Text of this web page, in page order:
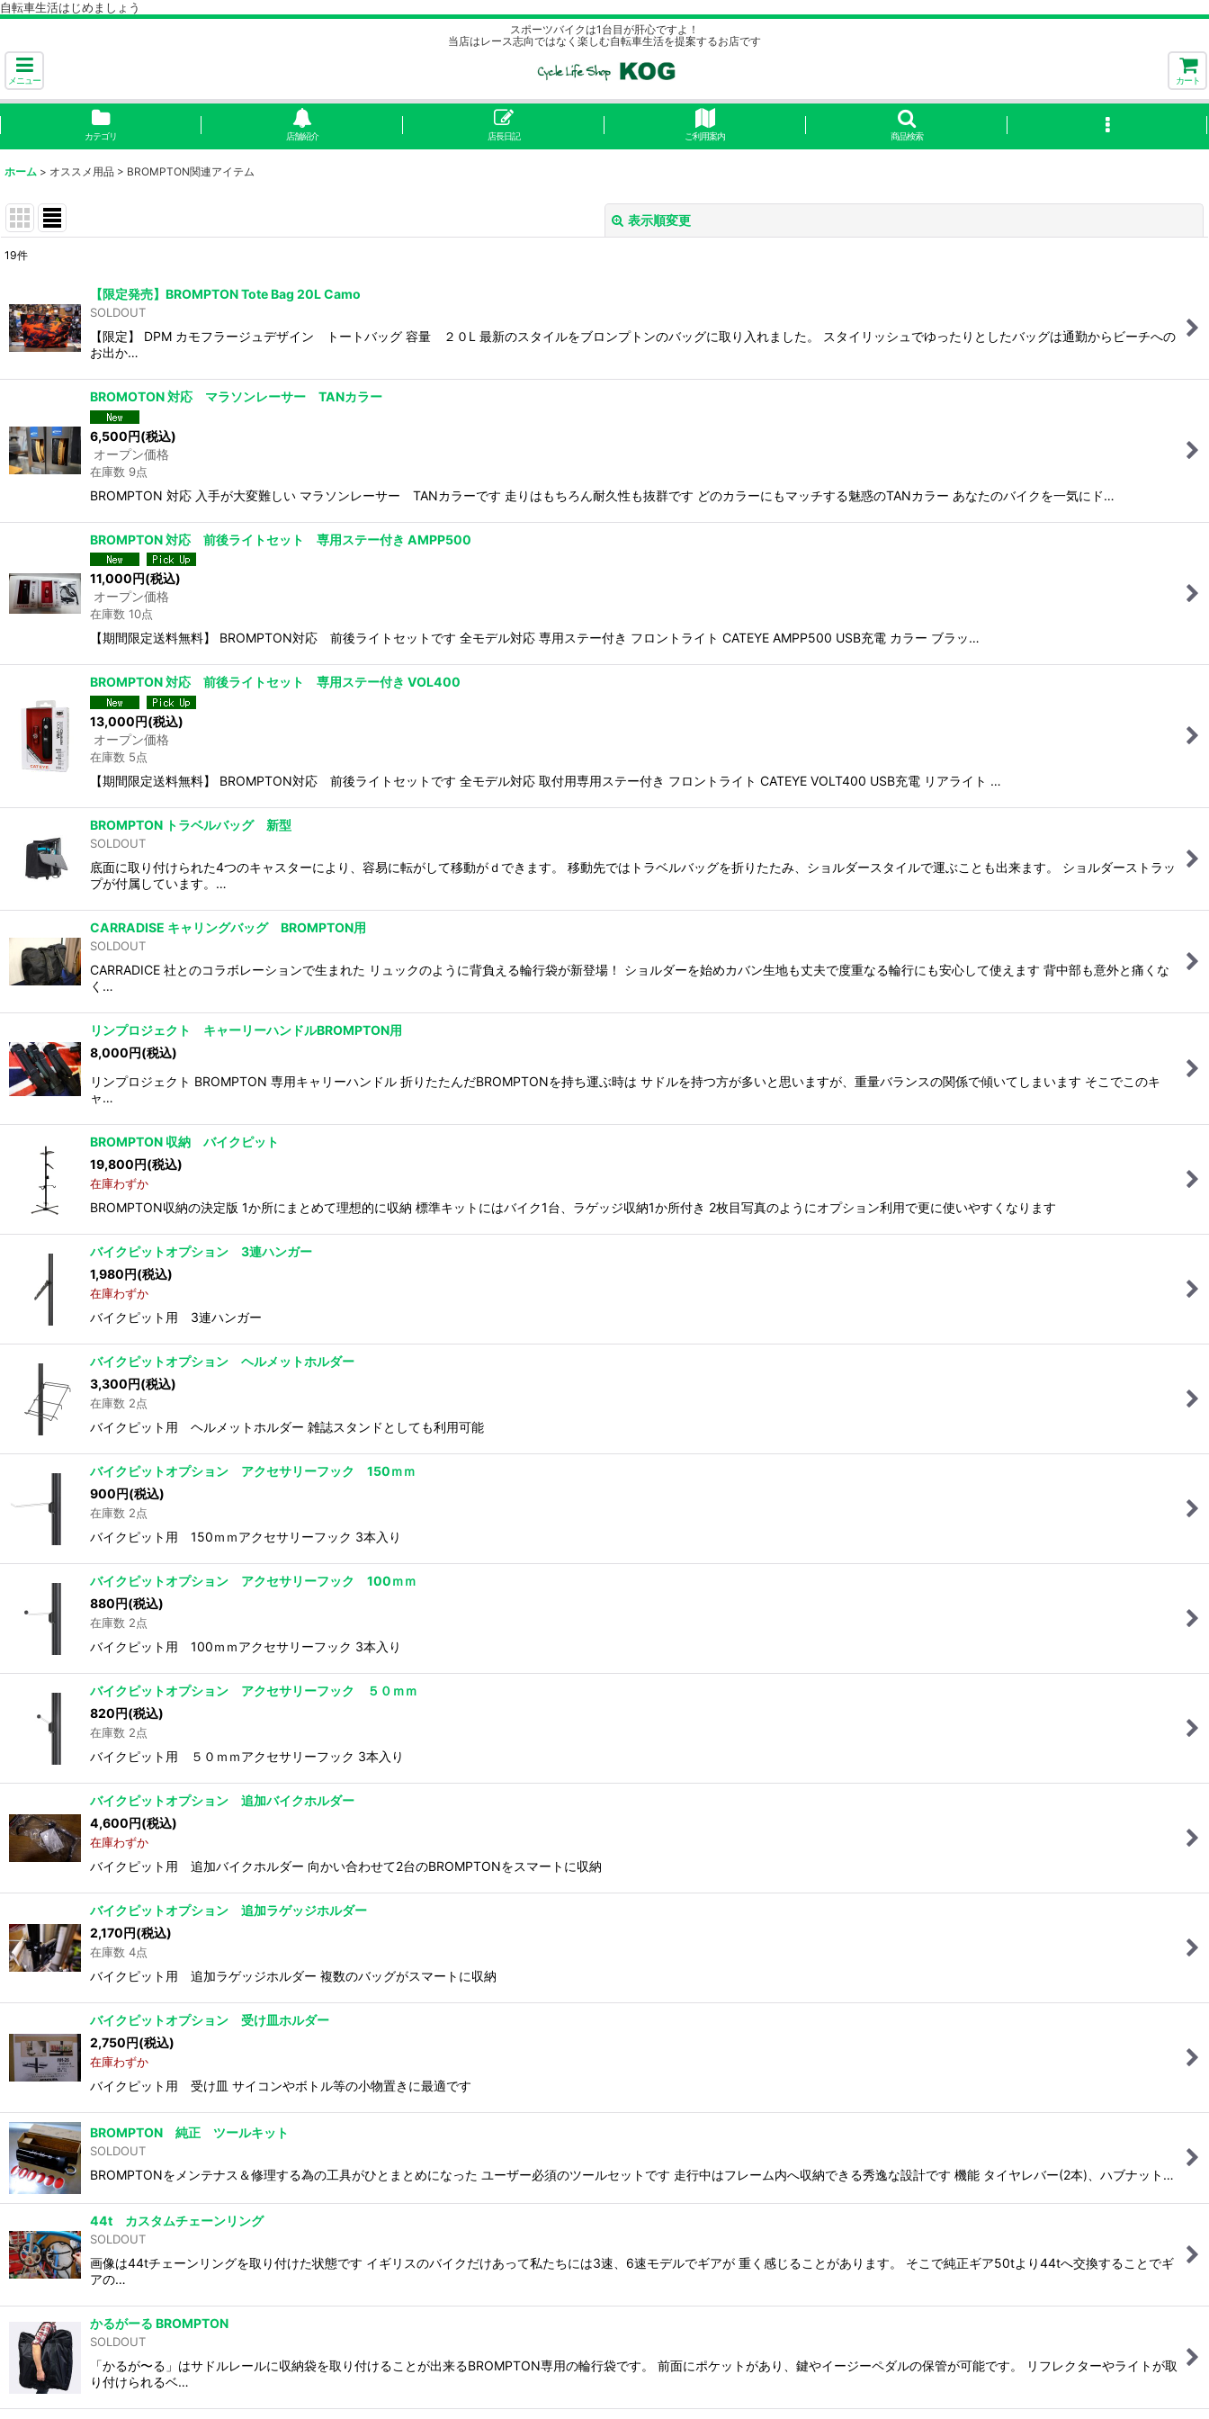
自転車生活はじめましょう
スポーツバイクは1台目が肝心ですよ！
当店はレース志向ではなく楽しむ自転車生活を提案するお店です
メニュー カート
カテゴリ 店舗紹介 店長日記 ご利用案内 商品検索
ホーム > オススメ用品 > BROMPTON関連アイテム
表示順変更
並び順:
19件
【限定発売】BROMPTON Tote Bag 20L Camo
SOLDOUT
【限定】 DPM カモフラージュデザイン トートバッグ 容量 ２０L 最新のスタイルをブロンプトンのバッグに取り入れました。 スタイリッシュでゆったりとしたバッグは通勤からビーチへの
お出か…
BROMOTON 対応 マラソンレーサー TANカラー
6,500円(税込)
オープン価格
在庫数 9点
BROMPTON 対応 入手が大変難しい マラソンレーサー TANカラーです 走りはもちろん耐久性も抜群です どのカラーにもマッチする魅惑のTANカラー あなたのバイクを一気にド…
BROMPTON 対応 前後ライトセット 専用ステー付き AMPP500
11,000円(税込)
オープン価格
在庫数 10点
【期間限定送料無料】 BROMPTON対応 前後ライトセットです 全モデル対応 専用ステー付き フロントライト CATEYE AMPP500 USB充電 カラー ブラッ…
BROMPTON 対応 前後ライトセット 専用ステー付き VOL400
13,000円(税込)
オープン価格
在庫数 5点
【期間限定送料無料】 BROMPTON対応 前後ライトセットです 全モデル対応 取付用専用ステー付き フロントライト CATEYE VOLT400 USB充電 リアライト …
BROMPTON トラベルバッグ 新型
SOLDOUT
底面に取り付けられた4つのキャスターにより、容易に転がして移動がｄできます。 移動先ではトラベルバッグを折りたたみ、ショルダースタイルで運ぶことも出来ます。 ショルダーストラッ
プが付属しています。…
CARRADISE キャリングバッグ BROMPTON用
SOLDOUT
CARRADICE 社とのコラボレーションで生まれた リュックのように背負える輪行袋が新登場！ ショルダーを始めカバン生地も丈夫で度重なる輪行にも安心して使えます 背中部も意外と痛くな
く…
リンプロジェクト キャーリーハンドルBROMPTON用
8,000円(税込)
リンプロジェクト BROMPTON 専用キャリーハンドル 折りたたんだBROMPTONを持ち運ぶ時は サドルを持つ方が多いと思いますが、重量バランスの関係で傾いてしまいます そこでこのキ
ャ…
BROMPTON 収納 バイクピット
19,800円(税込)
在庫わずか
BROMPTON収納の決定版 1か所にまとめて理想的に収納 標準キットにはバイク1台、ラゲッジ収納1か所付き 2枚目写真のようにオプション利用で更に使いやすくなります
バイクピットオプション 3連ハンガー
1,980円(税込)
在庫わずか
バイクピット用 3連ハンガー
バイクピットオプション ヘルメットホルダー
3,300円(税込)
在庫数 2点
バイクピット用 ヘルメットホルダー 雑誌スタンドとしても利用可能
バイクピットオプション アクセサリーフック 150ｍｍ
900円(税込)
在庫数 2点
バイクピット用 150ｍｍアクセサリーフック 3本入り
バイクピットオプション アクセサリーフック 100ｍｍ
880円(税込)
在庫数 2点
バイクピット用 100ｍｍアクセサリーフック 3本入り
バイクピットオプション アクセサリーフック ５０ｍｍ
820円(税込)
在庫数 2点
バイクピット用 ５０ｍｍアクセサリーフック 3本入り
バイクピットオプション 追加バイクホルダー
4,600円(税込)
在庫わずか
バイクピット用 追加バイクホルダー 向かい合わせて2台のBROMPTONをスマートに収納
バイクピットオプション 追加ラゲッジホルダー
2,170円(税込)
在庫数 4点
バイクピット用 追加ラゲッジホルダー 複数のバッグがスマートに収納
バイクピットオプション 受け皿ホルダー
2,750円(税込)
在庫わずか
バイクピット用 受け皿 サイコンやボトル等の小物置きに最適です
BROMPTON 純正 ツールキット
SOLDOUT
BROMPTONをメンテナス＆修理する為の工具がひとまとめになった ユーザー必須のツールセットです 走行中はフレーム内へ収納できる秀逸な設計です 機能 タイヤレバー(2本)、ハブナット…
44t カスタムチェーンリング
SOLDOUT
画像は44tチェーンリングを取り付けた状態です イギリスのバイクだけあって私たちには3速、6速モデルでギアが 重く感じることがあります。 そこで純正ギア50tより44tへ交換することでギ
アの…
かるがーる BROMPTON
SOLDOUT
「かるが〜る」はサドルレールに収納袋を取り付けることが出来るBROMPTON専用の輪行袋です。 前面にポケットがあり、鍵やイージーペダルの保管が可能です。 リフレクターやライトが取
り付けられるベ…